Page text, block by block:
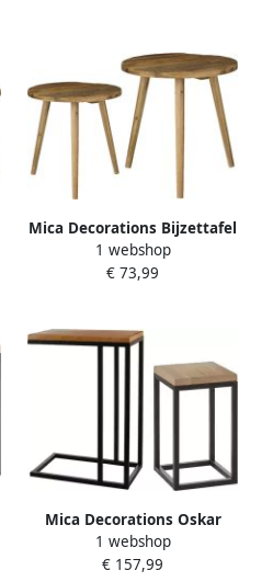
Mica Decorations Bijzettafel
krukje 2x gerecycled hout
H28 x D26 H35 x D33 cm
1 webshop
€ 73,99
Mica Decorations Oskar
bijzettafels 2x hout metalen
poten 42x25 cm 46x30x66
1 webshop
€ 157,99